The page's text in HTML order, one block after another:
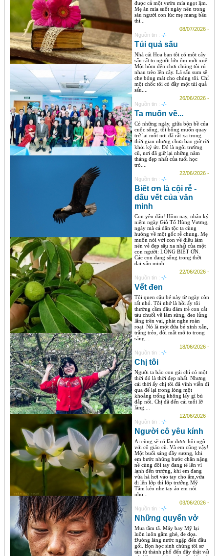
được cả một vườn mía ngọt lịm.
Mẹ ăn mía suốt ngày nên trong
sáu người con lúc mẹ mang bầu
thì...
08/07/2026 -
Nguồn tin : -/-
Túi quả sấu
Nhà cái Hoa bạn tôi có một cây
sấu rất to người lớn ôm mới xuể.
Một hôm đến chơi chúng tôi rủ
nhau trèo lên cây. Lá sấu sum sê
che bóng mát cho chúng tôi. Chỉ
một chốc tôi có đầy một túi quả
sấu....
26/06/2026 -
Nguồn tin : -/-
Ta muốn về...
Có những ngày, giữa bộn bề của
cuộc sống, tôi bỗng muốn quay
trở lại một nơi đã rất xa trong
thời gian nhưng chưa bao giờ rời
khỏi ký ức. Đó là ngôi trường
cũ, nơi đã giữ lại những năm
tháng đẹp nhất của tuổi học
trò....
22/06/2026 -
Nguồn tin : -/-
Biết ơn là cội rễ -
dấu vết của văn
minh
Con yêu dấu! Hôm nay, nhân kỷ
niệm ngày Giỗ Tổ Hùng Vương,
ngày mà cả dân tộc ta cùng
hướng về một gốc rễ chung. Mẹ
muốn nói với con về điều làm
nên vẻ đẹp sâu xa nhất của một
con người: LÒNG BIẾT ƠN.
Các con đang sống trong thời
đại văn minh....
22/06/2026 -
Nguồn tin : -/-
Vết đen
Tôi quen cậu bé này từ ngày còn
rất nhỏ. Tôi nhớ là hồi ấy tôi
thường cầm đầu đám trẻ con cắt
tàu chuối về làm súng, đeo lủng
lẳng trên vai, phát nghe roàn
roạt. Nó là một đứa bé xinh xắn,
trắng trẻo, đôi mắt mở to trong
sáng....
18/06/2026 -
Nguồn tin : -/-
Chị tôi
Người ta bảo con gái chỉ có một
thời đó là thời đẹp nhất. Nhưng
cái thời ấy chị tôi đã vĩnh viễn đi
qua để lại trong lòng một
khoảng trống không lấy gì bù
đắp nổi. Chị đã đến cái tuổi lỡ
làng....
12/06/2026 -
Nguồn tin : -/-
Người cô yêu kính
Ai cũng sẽ có lần được hội ngộ
với cô giáo cũ. Và em cũng vậy!
Một buổi sáng đầy sương, khi
em bước những bước chân nặng
nề cùng đôi tay đang tê lên vì
lạnh đến trường, khi em đang
vừa hà hơi vào tay cho ấm,vừa
đi lên lớp thì lớp trưởng Mỹ
Tâm kéo nhẹ tay áo em nói
nhỏ...
03/06/2026 -
Nguồn tin : -/-
Những quyển vở
Mưa tầm tã. Máy bay Mỹ lại
luôn luôn gầm ghè, đe dọa.
Đường làng nước ngập đến đầu
gối. Bọn học sinh chúng tôi sơ
tán từ thành phố đến đây thật vất